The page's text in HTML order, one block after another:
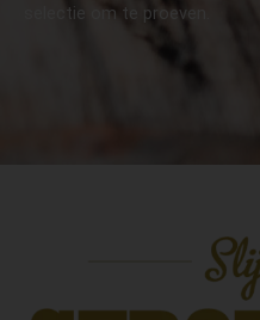
selectie om te proeven.